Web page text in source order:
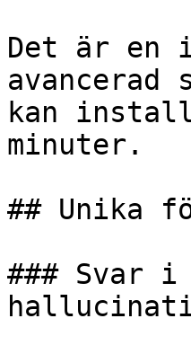
Det är en
avancerad
kan
minuter.
## Unika
### Svar